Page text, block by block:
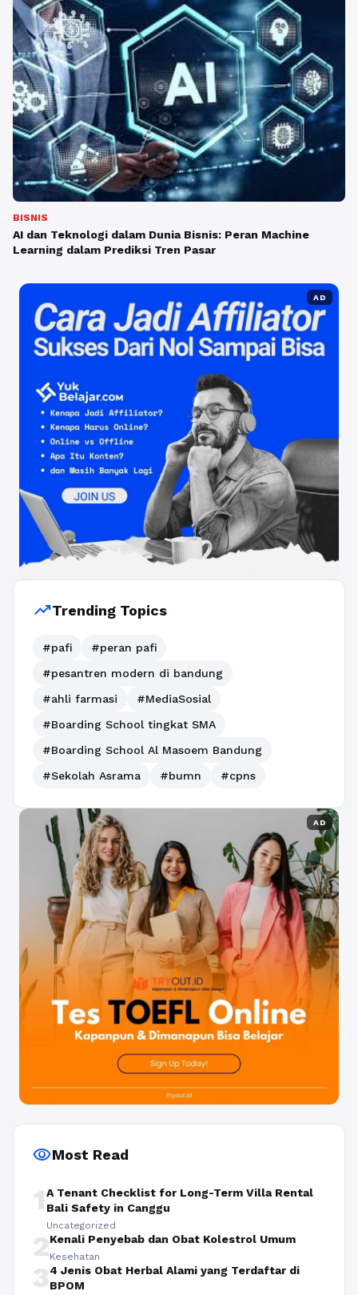
BISNIS
AI dan Teknologi dalam Dunia Bisnis: Peran Machine
Learning dalam Prediksi Tren Pasar
AD
trending_upTrending Topics
#pafi
#peran pafi
#pesantren modern di bandung
#ahli farmasi
#MediaSosial
#Boarding School tingkat SMA
#Boarding School Al Masoem Bandung
#Sekolah Asrama
#bumn #cpns
AD
visibilityMost Read
1A Tenant Checklist for Long-Term Villa Rental
Bali Safety in Canggu
Uncategorized
2Kenali Penyebab dan Obat Kolestrol Umum
Kesehatan
34 Jenis Obat Herbal Alami yang Terdaftar di
BPOM